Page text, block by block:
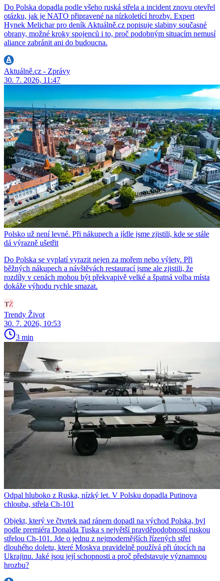
Do Polska dopadla podle všeho ruská střela a incident znovu otevřel
otázku, jak je NATO připravené na nízkoletící hrozby. Expert
Hynek Melichar pro deník Aktuálně.cz popisuje slabiny současné
obrany, možné kroky spojenců i to, proč podobným situacím nemusí
aliance zabránit ani do budoucna.
Aktuálně.cz - Zprávy
30. 7. 2026, 11:47
Polsko už není levné. Při nákupech a jídle jsme zjistili, kde se stále
dá výrazně ušetřit
Do Polska se vyplatí vyrazit nejen za mořem nebo výlety. Při
běžných nákupech a návštěvách restaurací jsme ale zjistili, že
rozdíly v cenách mohou být překvapivě velké a špatná volba místa
dokáže výhodu rychle smazat.
Trendy Život
30. 7. 2026, 10:53
3 min
Odpal hluboko z Ruska, nízký let. V Polsku dopadla Putinova
chlouba, střela Ch-101
Objekt, který ve čtvrtek nad ránem dopadl na východ Polska, byl
podle premiéra Donalda Tuska s největší pravděpodobností ruskou
střelou Ch-101. Jde o jednu z nejmodernějších řízených střel
dlouhého doletu, které Moskva pravidelně používá při útocích na
Ukrajinu. Jaké jsou její schopnosti a proč představuje významnou
hrozbu?